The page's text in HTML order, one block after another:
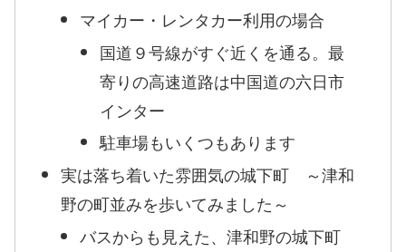
マイカー・レンタカー利用の場合
国道９号線がすぐ近くを通る。最
寄りの高速道路は中国道の六日市
インター
駐車場もいくつもあります
実は落ち着いた雰囲気の城下町 ～津和
野の町並みを歩いてみました～
バスからも見えた、津和野の城下町